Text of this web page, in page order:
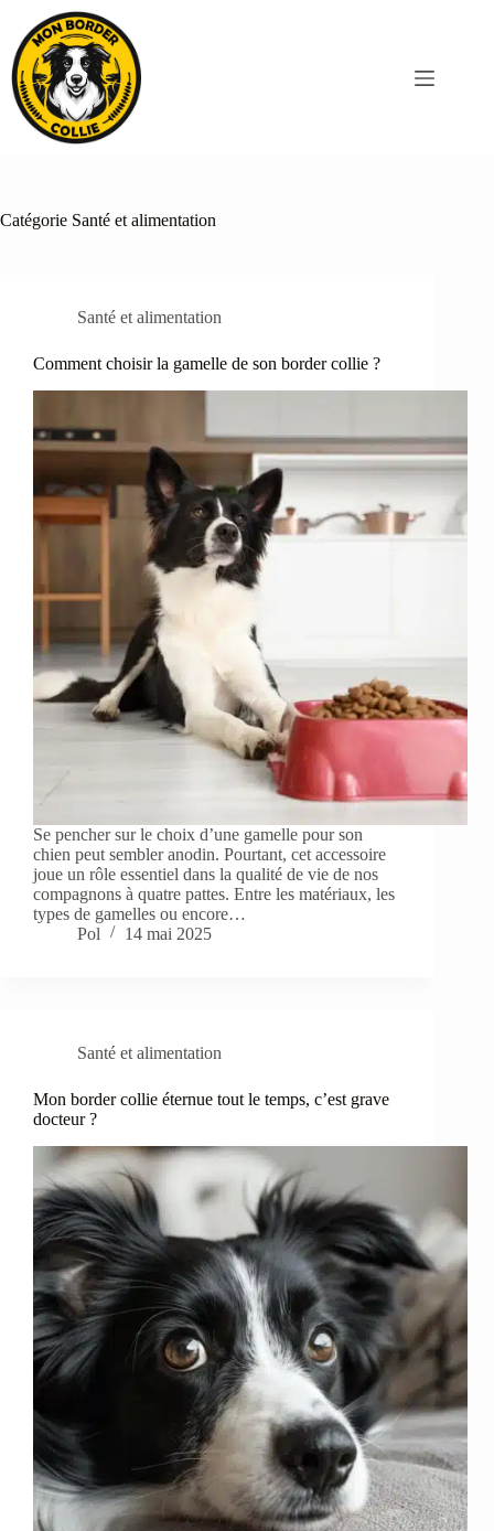
contenu
Catégorie Santé et alimentation
Santé et alimentation
Comment choisir la gamelle de son border collie ?
Se pencher sur le choix d’une gamelle pour son
chien peut sembler anodin. Pourtant, cet accessoire
joue un rôle essentiel dans la qualité de vie de nos
compagnons à quatre pattes. Entre les matériaux, les
types de gamelles ou encore…
Pol
14 mai 2025
Santé et alimentation
Mon border collie éternue tout le temps, c’est grave
docteur ?